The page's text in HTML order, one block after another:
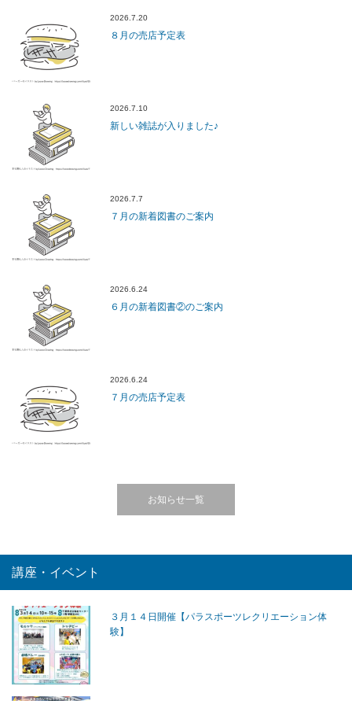
2026.7.20
８月の売店予定表
2026.7.10
新しい雑誌が入りました♪
2026.7.7
７月の新着図書のご案内
2026.6.24
６月の新着図書②のご案内
2026.6.24
７月の売店予定表
お知らせ一覧
講座・イベント
３月１４日開催【パラスポーツレクリエーション体
験】